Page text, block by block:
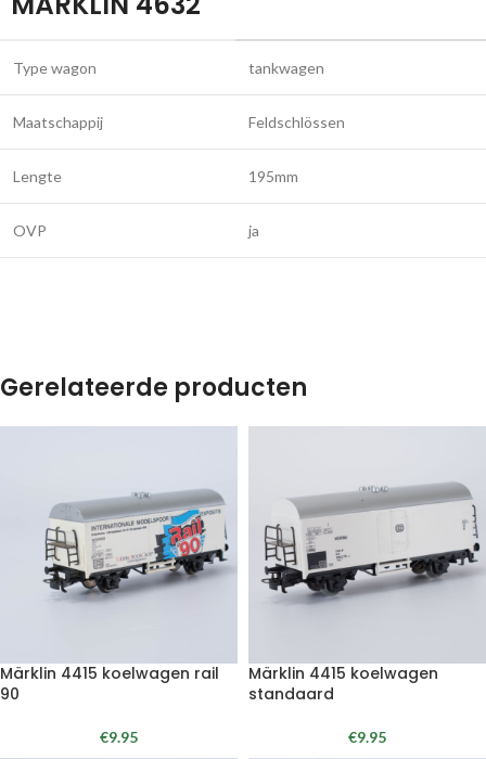
Type wagon tankwagen
Maatschappij Feldschlössen
Lengte 195mm
OVP ja
Gerelateerde producten
Märklin 4415 koelwagen rail
90
€9.95
Märklin 4415 koelwagen
standaard
€9.95